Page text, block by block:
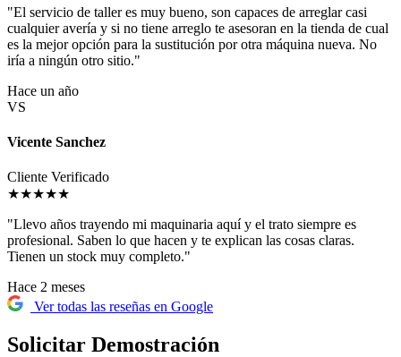
"El servicio de taller es muy bueno, son capaces de arreglar casi
cualquier avería y si no tiene arreglo te asesoran en la tienda de cual
es la mejor opción para la sustitución por otra máquina nueva. No
iría a ningún otro sitio."
Hace un año
VS
Vicente Sanchez
Cliente Verificado
★★★★★
"Llevo años trayendo mi maquinaria aquí y el trato siempre es
profesional. Saben lo que hacen y te explican las cosas claras.
Tienen un stock muy completo."
Hace 2 meses
Ver todas las reseñas en Google
Solicitar Demostración